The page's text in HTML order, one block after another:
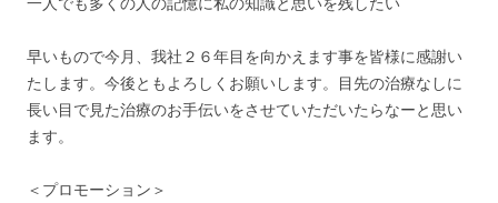
早いもので今月、我社２６年目を向かえます事を皆様に感謝い
たします。今後ともよろしくお願いします。目先の治療なしに
長い目で見た治療のお手伝いをさせていただいたらなーと思い
ます。
＜プロモーション＞